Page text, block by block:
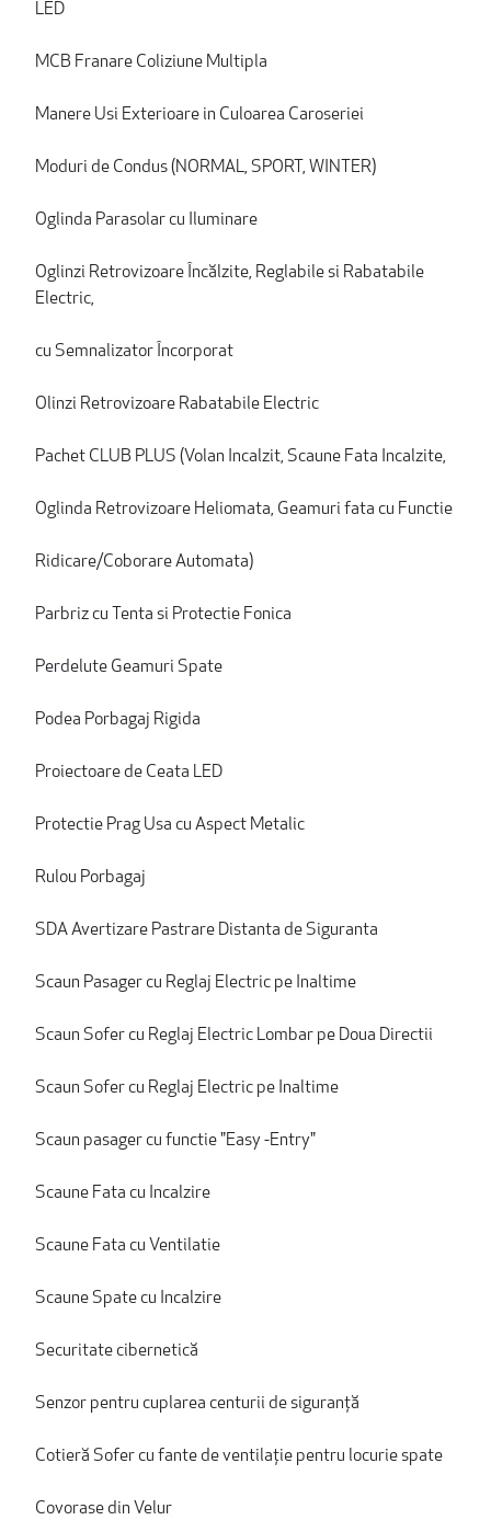
LED
MCB Franare Coliziune Multipla
Manere Usi Exterioare in Culoarea Caroseriei
Moduri de Condus (NORMAL, SPORT, WINTER)
Oglinda Parasolar cu Iluminare
Oglinzi Retrovizoare Încălzite, Reglabile si Rabatabile
Electric,
cu Semnalizator Încorporat
Olinzi Retrovizoare Rabatabile Electric
Pachet CLUB PLUS (Volan Incalzit, Scaune Fata Incalzite,
Oglinda Retrovizoare Heliomata, Geamuri fata cu Functie
Ridicare/Coborare Automata)
Parbriz cu Tenta si Protectie Fonica
Perdelute Geamuri Spate
Podea Porbagaj Rigida
Proiectoare de Ceata LED
Protectie Prag Usa cu Aspect Metalic
Rulou Porbagaj
SDA Avertizare Pastrare Distanta de Siguranta
Scaun Pasager cu Reglaj Electric pe Inaltime
Scaun Sofer cu Reglaj Electric Lombar pe Doua Directii
Scaun Sofer cu Reglaj Electric pe Inaltime
Scaun pasager cu functie "Easy -Entry"
Scaune Fata cu Incalzire
Scaune Fata cu Ventilatie
Scaune Spate cu Incalzire
Securitate cibernetică
Senzor pentru cuplarea centurii de siguranță
Cotieră Sofer cu fante de ventilație pentru locurie spate
Covorase din Velur